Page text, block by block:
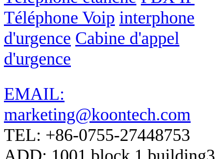
Téléphone Voip interphone
d'urgence Cabine d'appel
d'urgence
EMAIL:
marketing@koontech.com
TEL: +86-0755-27448753